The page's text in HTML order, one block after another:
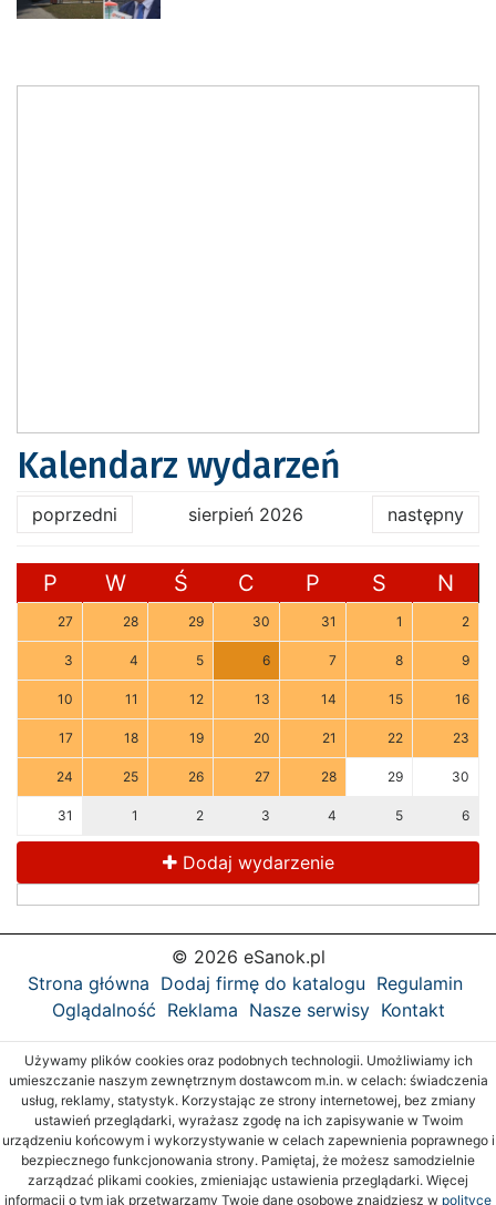
Kalendarz wydarzeń
poprzedni sierpień 2026 następny
P W Ś C P S N
27 28 29 30 31 1 2
3 4 5 6 7 8 9
10 11 12 13 14 15 16
17 18 19 20 21 22 23
24 25 26 27 28 29 30
31 1 2 3 4 5 6
Dodaj wydarzenie
© 2026 eSanok.pl
Strona główna Dodaj firmę do katalogu Regulamin
Oglądalność Reklama Nasze serwisy Kontakt
Używamy plików cookies oraz podobnych technologii. Umożliwiamy ich
umieszczanie naszym zewnętrznym dostawcom m.in. w celach: świadczenia
usług, reklamy, statystyk. Korzystając ze strony internetowej, bez zmiany
ustawień przeglądarki, wyrażasz zgodę na ich zapisywanie w Twoim
urządzeniu końcowym i wykorzystywanie w celach zapewnienia poprawnego i
bezpiecznego funkcjonowania strony. Pamiętaj, że możesz samodzielnie
zarządzać plikami cookies, zmieniając ustawienia przeglądarki. Więcej
informacji o tym jak przetwarzamy Twoje dane osobowe znajdziesz w polityce